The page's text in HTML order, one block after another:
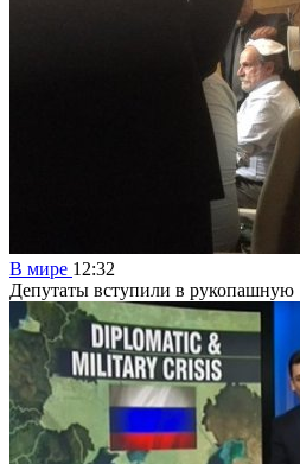
В мире 12:32
Депутаты вступили в рукопашную